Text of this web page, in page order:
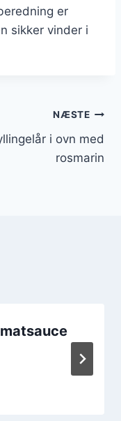
er
sikker vinder i
NÆSTE
i ovn med
rosmarin